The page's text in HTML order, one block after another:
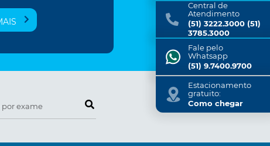
Pesquise por exame
Central de
Atendimento
(51) 3222.3000 (51)
3785.3000
Fale pelo
Whatsapp
(51) 9.7400.9700
Estacionamento
gratuito:
Como chegar